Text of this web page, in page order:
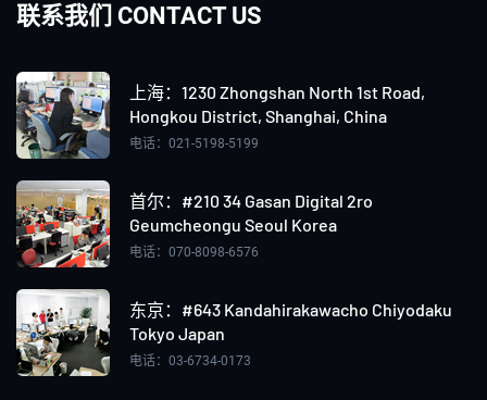
联系我们 CONTACT US
上海：‌1230 Zhongshan North 1st Road,
Hongkou District, Shanghai, China
电话：021-5198-5199
首尔：#210 34 Gasan Digital 2ro
Geumcheongu Seoul Korea
电话：070-8098-6576
东京：#643 Kandahirakawacho Chiyodaku
Tokyo Japan
电话：03-6734-0173